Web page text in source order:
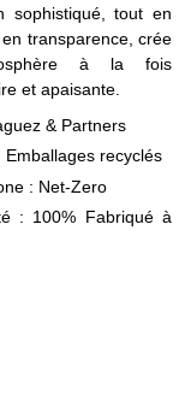
sophistiqué, tout en
transparence, crée
à la fois
et apaisante.
& Partners
Emballages recyclés
: Net-Zero
: 100% Fabriqué à